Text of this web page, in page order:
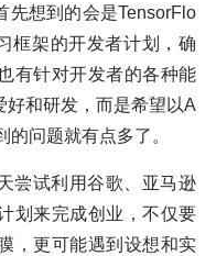
先想到的会是TensorFlo
框架的开发者计划，确
有针对开发者的各种能
和研发，而是希望以A
的问题就有点多了。
尝试利用谷歌、亚马逊
划来完成创业，不仅要
，更可能遇到设想和实